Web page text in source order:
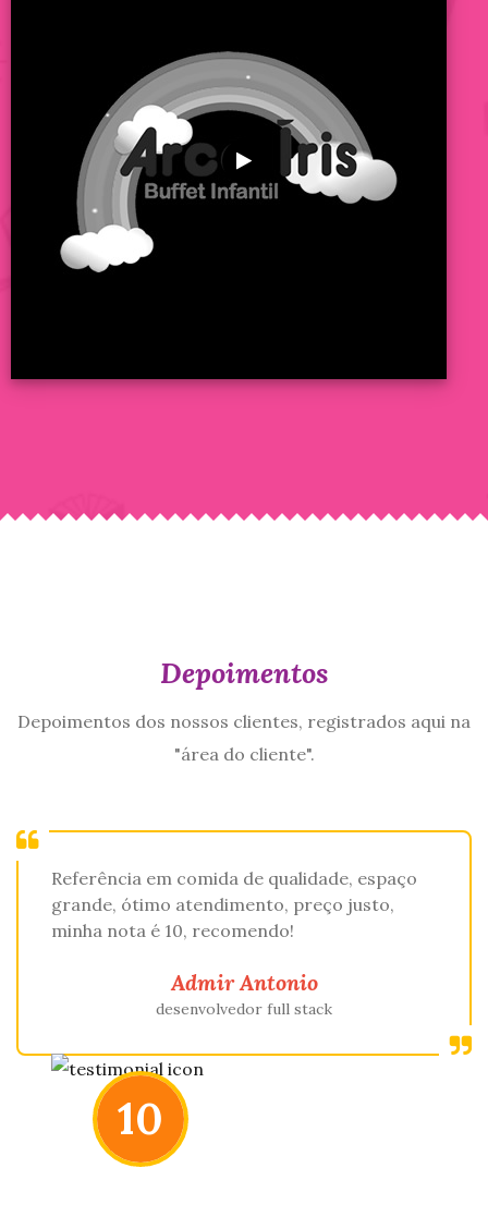
Depoimentos
Depoimentos dos nossos clientes, registrados aqui na
"área do cliente".
Referência em comida de qualidade, espaço
grande, ótimo atendimento, preço justo,
minha nota é 10, recomendo!
Admir Antonio
desenvolvedor full stack
10